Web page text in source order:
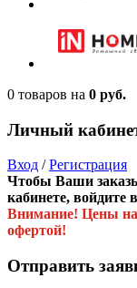
0 товаров на 0 руб.
Личный
Вход /Регистрация
Чтобы Ваши
кабинете, войдите
Внимание! Цены на
офертой!
Отправить